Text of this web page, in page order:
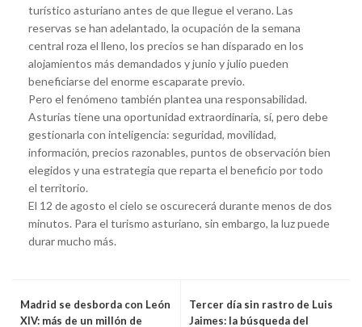
turístico asturiano antes de que llegue el verano. Las
reservas se han adelantado, la ocupación de la semana
central roza el lleno, los precios se han disparado en los
alojamientos más demandados y junio y julio pueden
beneficiarse del enorme escaparate previo.
Pero el fenómeno también plantea una responsabilidad.
Asturias tiene una oportunidad extraordinaria, sí, pero debe
gestionarla con inteligencia: seguridad, movilidad,
información, precios razonables, puntos de observación bien
elegidos y una estrategia que reparta el beneficio por todo
el territorio.
El 12 de agosto el cielo se oscurecerá durante menos de dos
minutos. Para el turismo asturiano, sin embargo, la luz puede
durar mucho más.
Madrid se desborda con León
XIV: más de un millón de
Tercer día sin rastro de Luis
Jaimes: la búsqueda del